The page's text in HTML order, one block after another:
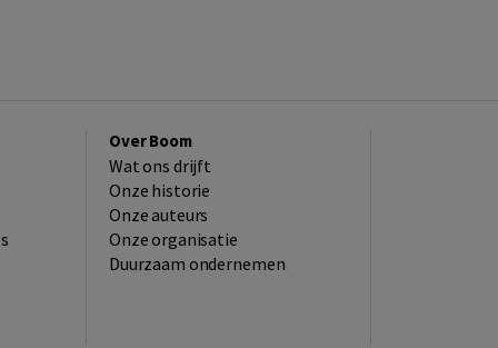
Over Boom
Wat ons drijft
Onze historie
Onze auteurs
Onze organisatie
Duurzaam ondernemen